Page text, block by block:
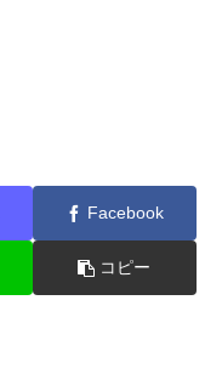
Facebook
コピー